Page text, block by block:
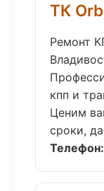
ТК
Ремонт
кпп и
Ценим
сроки,
Телефон: